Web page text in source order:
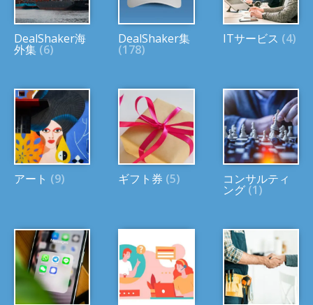
DealShaker海
外集 (6)
DealShaker集
(178)
ITサービス (4)
アート (9) ギフト券 (5) コンサルティ
ング (1)